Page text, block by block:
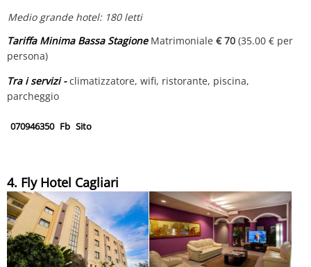
Medio grande hotel: 180 letti
Tariffa Minima Bassa StagioneMatrimoniale € 70 (35.00 € per
persona)
Tra i servizi -climatizzatore, wifi, ristorante, piscina,
parcheggio
070946350 Fb Sito
4. Fly Hotel Cagliari